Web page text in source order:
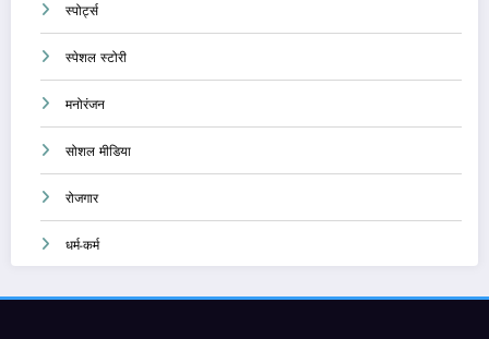
स्पोर्ट्स
स्पेशल स्टोरी
मनोरंजन
सोशल मीडिया
रोजगार
धर्म-कर्म